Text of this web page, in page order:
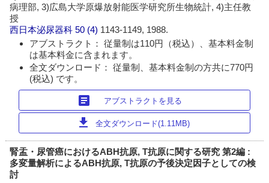
病理部, 3)広島大学原爆放射能医学研究所生物統計, 4)主任教
授
西日本泌尿器科 50 (4) 1143-1149, 1988.
アブストラクト： 従量制は110円（税込）、基本料金制
は基本料金に含まれます。
全文ダウンロード： 従量制、基本料金制の方共に770円
(税込) です。
article アブストラクトを見る
download 全文ダウンロード(1.11MB)
腎盂・尿管癌におけるABH抗原, T抗原に関する研究 第2編 :
多変量解析によるABH抗原, T抗原の予後決定因子としての検
討